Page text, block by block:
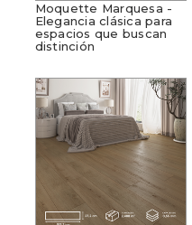
Moquette Marquesa -
Elegancia clásica para
espacios que buscan
distinción